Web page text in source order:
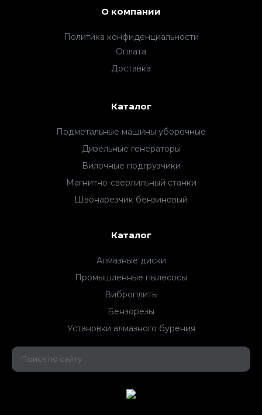
О компании
Политика конфиденциальности
Оплата
Доставка
Каталог
Подметальные машины уборочные
Дизельные генераторы
Вилочные подгрузчики
Магнитно-сверлильный станки
Швонарезчик бензиновый
Каталог
Алмазные диски
Промышленные пылесосы
Виброплиты
Бензорезы
Установки алмазного бурения